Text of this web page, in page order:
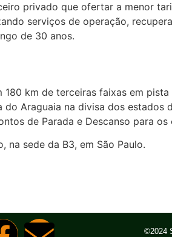
privado que ofertar a menor
serviços de operação,
de 30 anos.
km de terceiras faixas em
Araguaia na divisa dos estados
de Parada e Descanso para os
na sede da B3, em São Paulo.
©2024